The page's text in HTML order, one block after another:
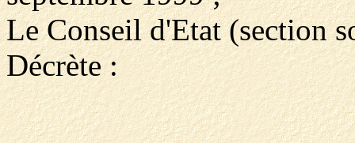
Le Conseil d'Etat (section
Décrète :